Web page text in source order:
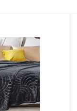
Сравнение
В наличии